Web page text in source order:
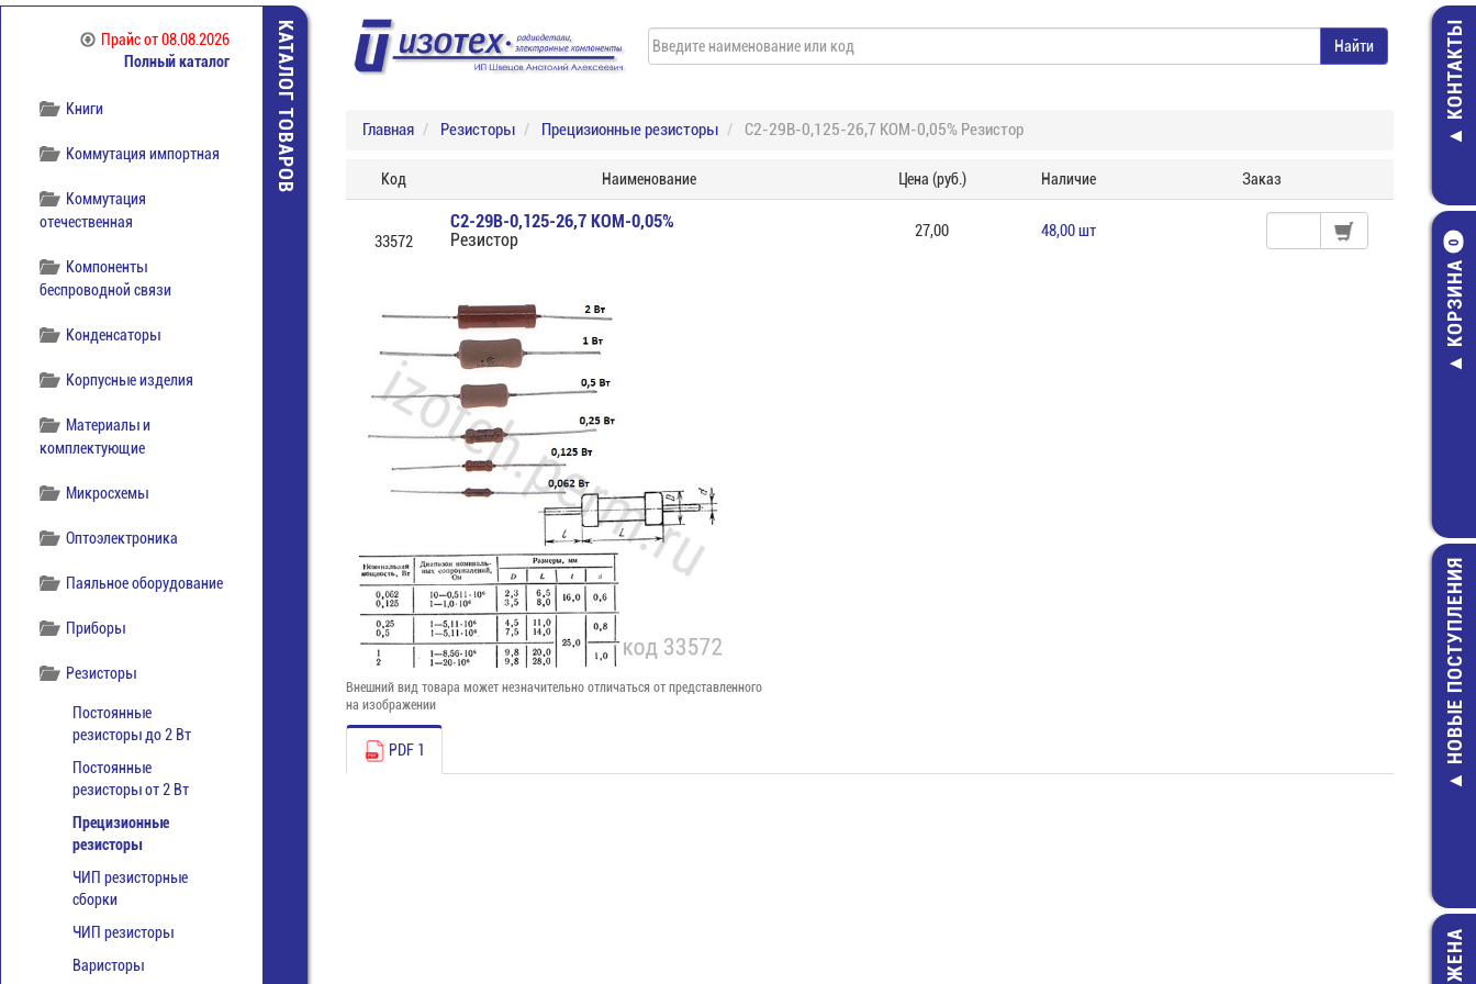
Прайсот 08.08.2026
Полный каталог
Кабельная продукция
Книги
Коммутация импортная
Коммутация
отечественная
Компоненты
беспроводной связи
Конденсаторы
Корпусные изделия
Материалы и
комплектующие
Микросхемы
Оптоэлектроника
Паяльное оборудование
Приборы
Резисторы
Постоянные
резисторы до 2 Вт
Постоянные
резисторы от 2 Вт
Прецизионные
резисторы
ЧИП резисторные
сборки
ЧИП резисторы
Варисторы
КАТАЛОГ ТОВАРОВ КОНТАКТЫ
КОРЗИНА
0
BYV26E
НОВЫЕ ПОСТУПЛЕНИЯ
Главная Резисторы Прецизионные резисторы С2-29В-0,125-26,7 КОМ-0,05% Резистор
Код Наименование Цена (руб.) Наличие Заказ
33572
С2-29В-0,125-26,7 КОМ-0,05%
Резистор
27,00 48,00 шт
Внешний вид товара может незначительно отличаться от представленного
на изображении
PDF 1